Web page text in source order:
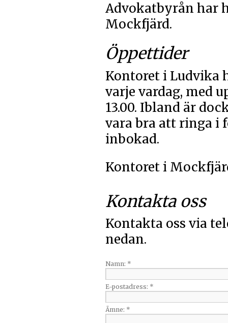
Advokatbyrån har
Mockfjärd.
Öppettider
Kontoret i Ludvika
varje vardag, med
13.00. Ibland är
vara bra att ringa i
inbokad.
Kontoret i
Kontakta oss
Kontakta oss via
nedan.
Namn: *
E-postadress: *
Ämne: *